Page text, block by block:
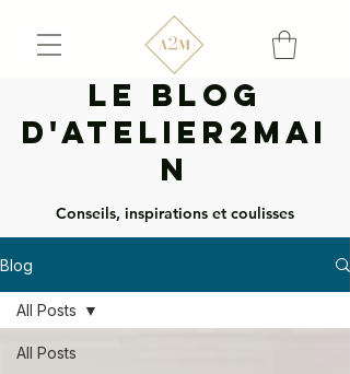
Le Blog
d'Atelier2mai
n
Conseils, inspirations et coulisses
Blog
All Posts
All Posts